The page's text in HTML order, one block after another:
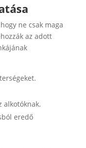
ne csak maga
az adott
alkotóknak.
eredő